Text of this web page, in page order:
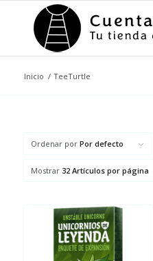
Inicio / TeeTurtle
Ordenar por Por defecto
Mostrar 32 Artículos por página